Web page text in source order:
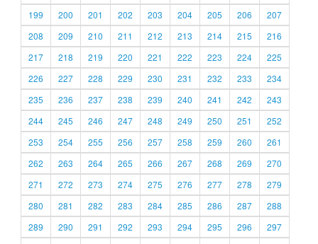
199
200 201 202 203 204 205 206
207
208
209 210 211 212 213 214 215
216
217
218 219 220 221 222 223 224
225
226
227 228 229 230 231 232 233
234
235
236 237 238 239 240 241 242
243
244
245 246 247 248 249 250 251
252
253
254 255 256 257 258 259 260
261
262
263 264 265 266 267 268 269
270
271
272 273 274 275 276 277 278
279
280
281 282 283 284 285 286 287
288
289
290 291 292 293 294 295 296
297